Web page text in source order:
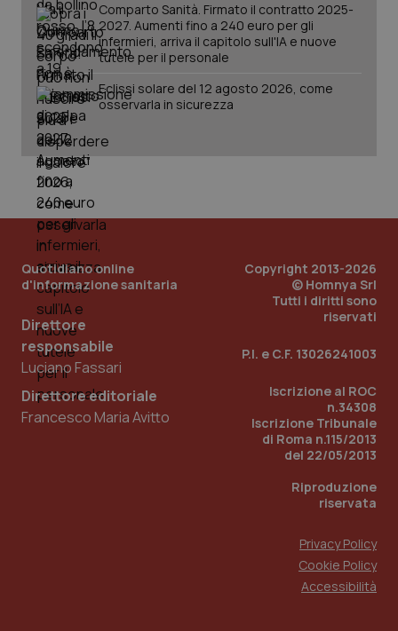
Comparto Sanità. Firmato il contratto 2025-
2027. Aumenti fino a 240 euro per gli
infermieri, arriva il capitolo sull'IA e nuove
tutele per il personale
Eclissi solare del 12 agosto 2026, come
osservarla in sicurezza
Quotidiano online
d'informazione sanitaria
Direttore
responsabile
Luciano Fassari
Direttore editoriale
Francesco Maria Avitto
Copyright 2013-2026
© Homnya Srl
Tutti i diritti sono
riservati
P.I. e C.F. 13026241003
Iscrizione al ROC
n.34308
Iscrizione Tribunale
di Roma n.115/2013
del 22/05/2013
Riproduzione
riservata
Privacy Policy
Cookie Policy
Accessibilità
_ga
Google LLC
.quotidianosanita.it